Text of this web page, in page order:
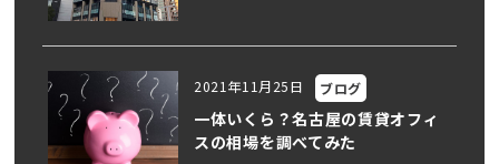
2021年11月25日 ブログ
一体いくら？名古屋の賃貸オフィ
スの相場を調べてみた